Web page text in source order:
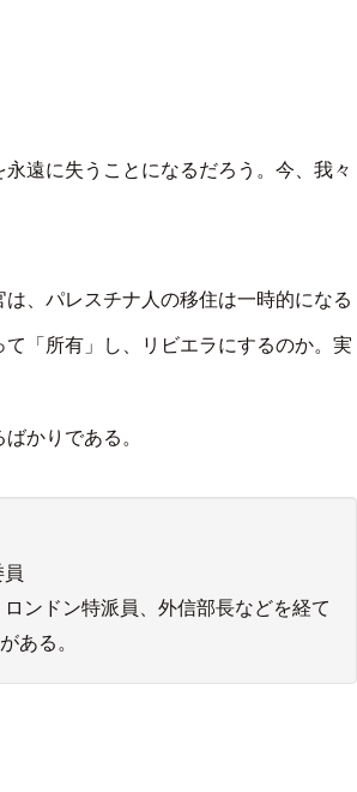
遠に失うことになるだろう。今、我々
、パレスチナ人の移住は一時的になる
「所有」し、リビエラにするのか。実
かりである。
ンドン特派員、外信部長などを経て
ある。